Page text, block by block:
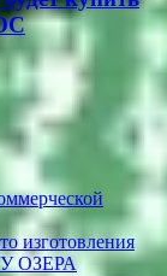
изготовления
ОЗЕРА